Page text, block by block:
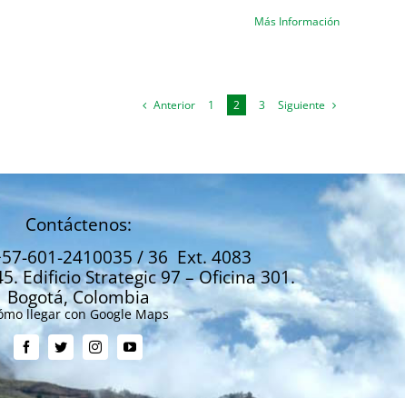
Más Información
Anterior 1 2 3 Siguiente
Contáctenos:
601-2410035 / 36 Ext. 4083
Edificio Strategic 97 – Oficina 301.
Bogotá, Colombia
llegar con Google Maps